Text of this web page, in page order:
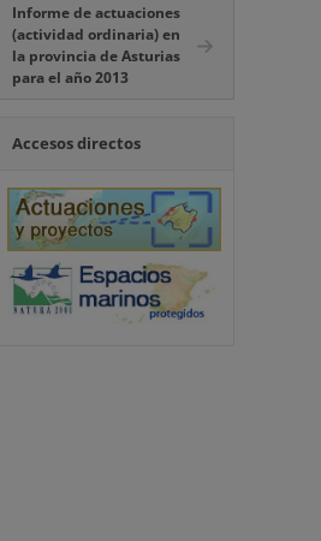
Informe de actuaciones
(actividad ordinaria) en
la provincia de Asturias
para el año 2013
Accesos directos